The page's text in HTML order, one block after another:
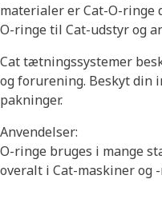
materialer er Cat-O-ringe
O-ringe til Cat-udstyr og
Cat tætningssystemer
og forurening. Beskyt din
pakninger.
Anvendelser:
O-ringe bruges i mange
overalt i Cat-maskiner og